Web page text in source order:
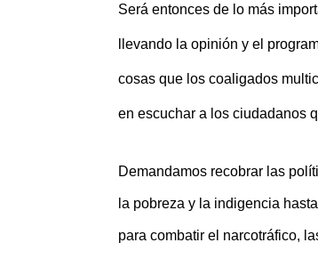
Será entonces de lo más
llevando la opinión y el
cosas que los coaligados
en escuchar a los ciudadanos
Demandamos recobrar las
la pobreza y la indigencia
para combatir el narcotráfico,